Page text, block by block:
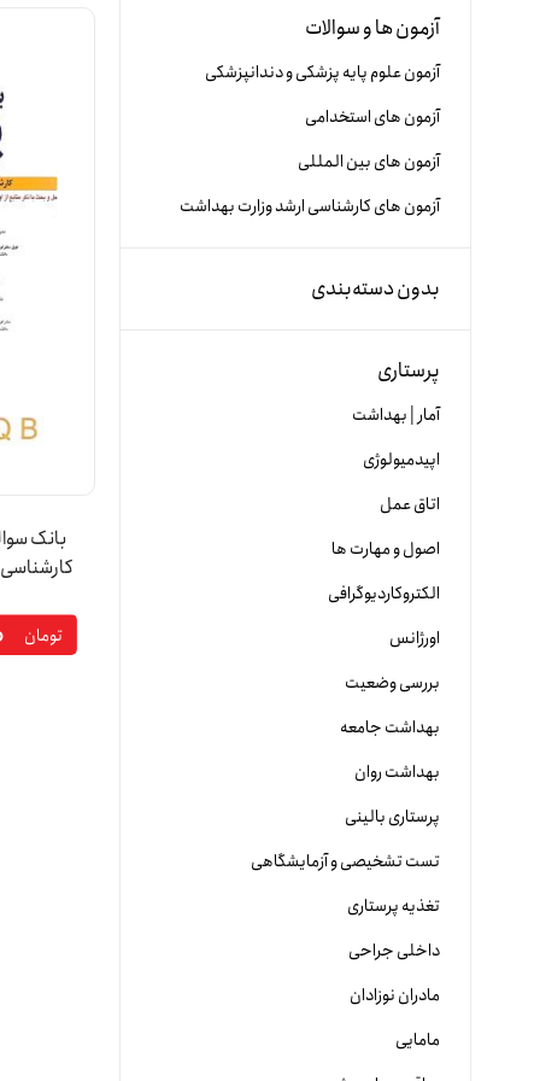
آزمون ها و سوالات
آزمون علوم پایه پزشکی و دندانپزشکی
آزمون های استخدامی
آزمون های بین المللی
آزمون های کارشناسی ارشد وزارت بهداشت
بدون دسته‌بندی
پرستاری
آمار | بهداشت
اپیدمیولوژی
اتاق عمل
اصول و مهارت ها
الکتروکاردیوگرافی
اورژانس
بررسی وضعیت
بهداشت جامعه
بهداشت روان
پرستاری بالینی
تست تشخیصی و آزمایشگاهی
تغذیه پرستاری
داخلی جراحی
مادران نوزادان
مامایی
تومان